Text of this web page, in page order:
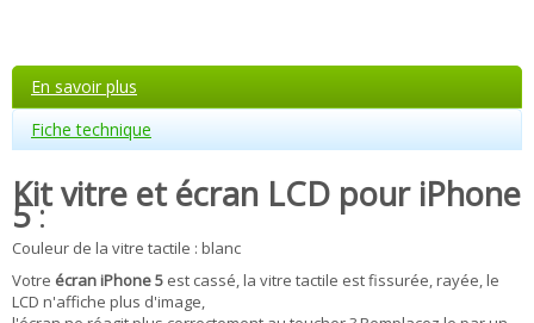
En savoir plus
Fiche technique
Kit vitre et écran LCD pour iPhone
5:
Couleur de la vitre tactile : blanc
Votre écran iPhone 5 est cassé, la vitre tactile est fissurée, rayée, le
LCD n'affiche plus d'image,